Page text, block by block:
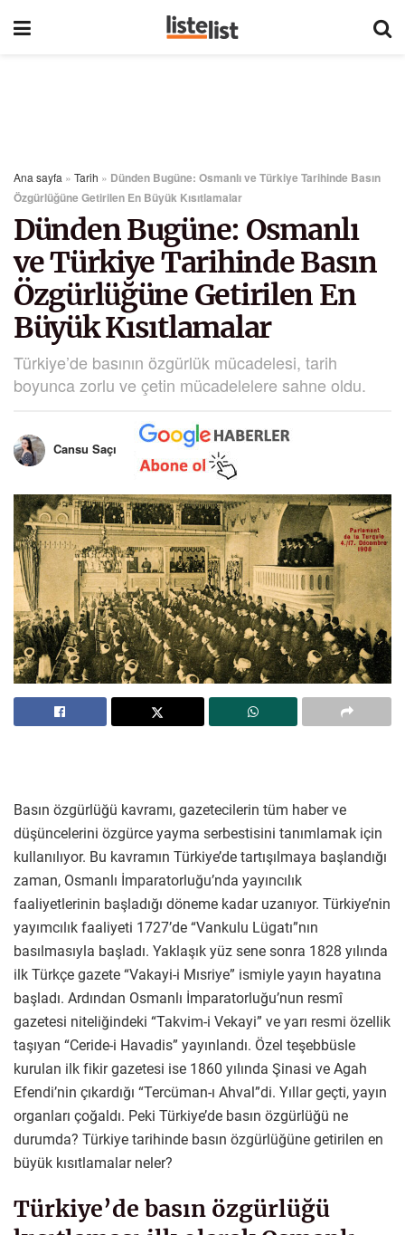
Ana sayfa » Tarih » Dünden Bugüne: Osmanlı ve Türkiye Tarihinde Basın
Özgürlüğüne Getirilen En Büyük Kısıtlamalar
Dünden Bugüne: Osmanlı
ve Türkiye Tarihinde Basın
Özgürlüğüne Getirilen En
Büyük Kısıtlamalar
Türkiye’de basının özgürlük mücadelesi, tarih
boyunca zorlu ve çetin mücadelelere sahne oldu.
Cansu Saçı
Basın özgürlüğü kavramı, gazetecilerin tüm haber ve
düşüncelerini özgürce yayma serbestisini tanımlamak için
kullanılıyor. Bu kavramın Türkiye’de tartışılmaya başlandığı
zaman, Osmanlı İmparatorluğu’nda yayıncılık
faaliyetlerinin başladığı döneme kadar uzanıyor. Türkiye’nin
yayımcılık faaliyeti 1727’de “Vankulu Lügatı”nın
basılmasıyla başladı. Yaklaşık yüz sene sonra 1828 yılında
ilk Türkçe gazete “Vakayi-i Mısriye” ismiyle yayın hayatına
başladı. Ardından Osmanlı İmparatorluğu’nun resmî
gazetesi niteliğindeki “Takvim-i Vekayi” ve yarı resmi özellik
taşıyan “Ceride-i Havadis” yayınlandı. Özel teşebbüsle
kurulan ilk fikir gazetesi ise 1860 yılında Şinasi ve Agah
Efendi’nin çıkardığı “Tercüman-ı Ahval”di. Yıllar geçti, yayın
organları çoğaldı. Peki Türkiye’de basın özgürlüğü ne
durumda? Türkiye tarihinde basın özgürlüğüne getirilen en
büyük kısıtlamalar neler?
Türkiye’de basın özgürlüğü